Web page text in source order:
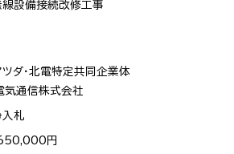
線設備接続改修工事
ダ・北電特定共同企業体
気通信株式会社
札
円